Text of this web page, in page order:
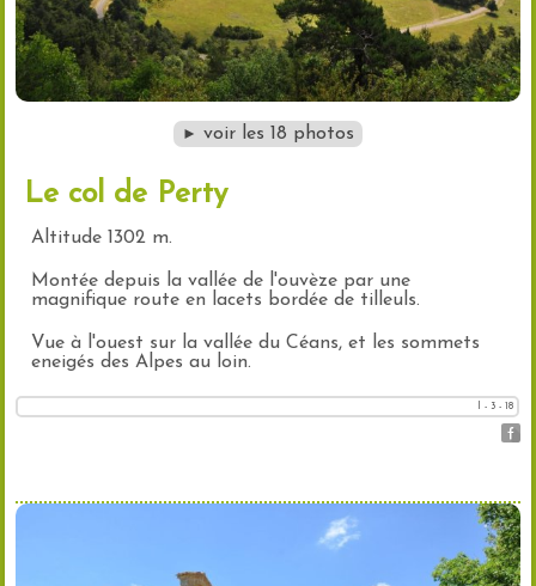
► voir les 18 photos
Le col de Perty
Altitude 1302 m.
Montée depuis la vallée de l'ouvèze par une
magnifique route en lacets bordée de tilleuls.
Vue à l'ouest sur la vallée du Céans, et les sommets
eneigés des Alpes au loin.
l - 3 - 18